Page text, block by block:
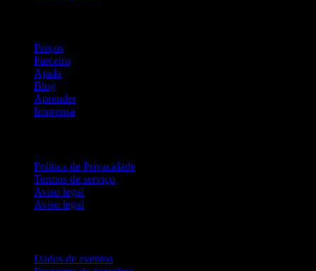
Preços
Parceiro
Ajuda
Blog
Aprender
Imprensa
Política de Privacidade
Termos de serviço
Aviso legal
Aviso legal
Dados de eventos